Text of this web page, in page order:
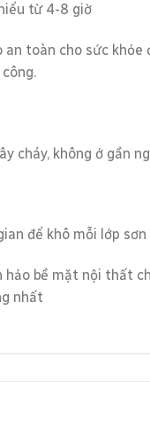
từ 4-8 giờ
toàn cho sức
cháy, không ở gần
để khô mỗi lớp
bề mặt nội thất
nhất